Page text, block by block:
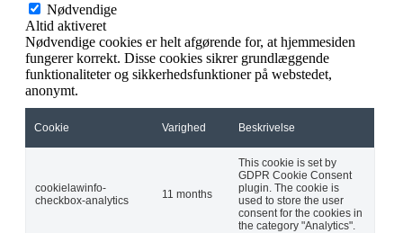
Nødvendige
Altid aktiveret
Nødvendige cookies er helt afgørende for, at hjemmesiden
fungerer korrekt. Disse cookies sikrer grundlæggende
funktionaliteter og sikkerhedsfunktioner på webstedet,
anonymt.
Cookie Varighed Beskrivelse
cookielawinfo-
checkbox-analytics
11 months
This cookie is set by
GDPR Cookie Consent
plugin. The cookie is
used to store the user
consent for the cookies in
the category "Analytics".